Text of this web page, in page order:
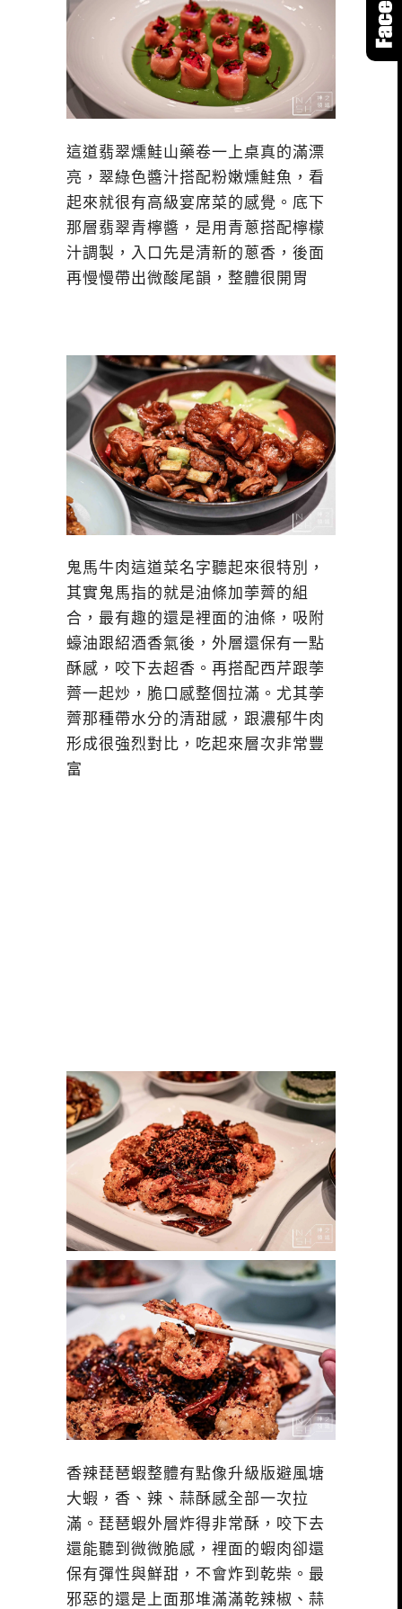
這道翡翠燻鮭山藥卷一上桌真的滿漂
亮，翠綠色醬汁搭配粉嫩燻鮭魚，看
起來就很有高級宴席菜的感覺。底下
那層翡翠青檸醬，是用青蔥搭配檸檬
汁調製，入口先是清新的蔥香，後面
再慢慢帶出微酸尾韻，整體很開胃
鬼馬牛肉這道菜名字聽起來很特別，
其實鬼馬指的就是油條加荸薺的組
合，最有趣的還是裡面的油條，吸附
蠔油跟紹酒香氣後，外層還保有一點
酥感，咬下去超香。再搭配西芹跟荸
薺一起炒，脆口感整個拉滿。尤其荸
薺那種帶水分的清甜感，跟濃郁牛肉
形成很強烈對比，吃起來層次非常豐
富
香辣琵琶蝦整體有點像升級版避風塘
大蝦，香、辣、蒜酥感全部一次拉
滿。琵琶蝦外層炸得非常酥，咬下去
還能聽到微微脆感，裡面的蝦肉卻還
保有彈性與鮮甜，不會炸到乾柴。最
邪惡的還是上面那堆滿滿乾辣椒、蒜